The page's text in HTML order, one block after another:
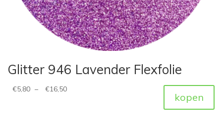
Glitter 946 Lavender Flexfolie
€5,80 – €16,50
kopen